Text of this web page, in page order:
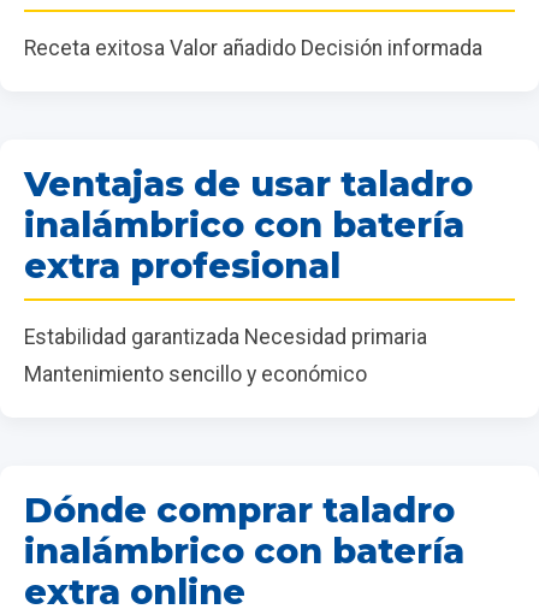
Receta exitosa Valor añadido Decisión informada
Ventajas de usar taladro
inalámbrico con batería
extra profesional
Estabilidad garantizada Necesidad primaria
Mantenimiento sencillo y económico
Dónde comprar taladro
inalámbrico con batería
extra online